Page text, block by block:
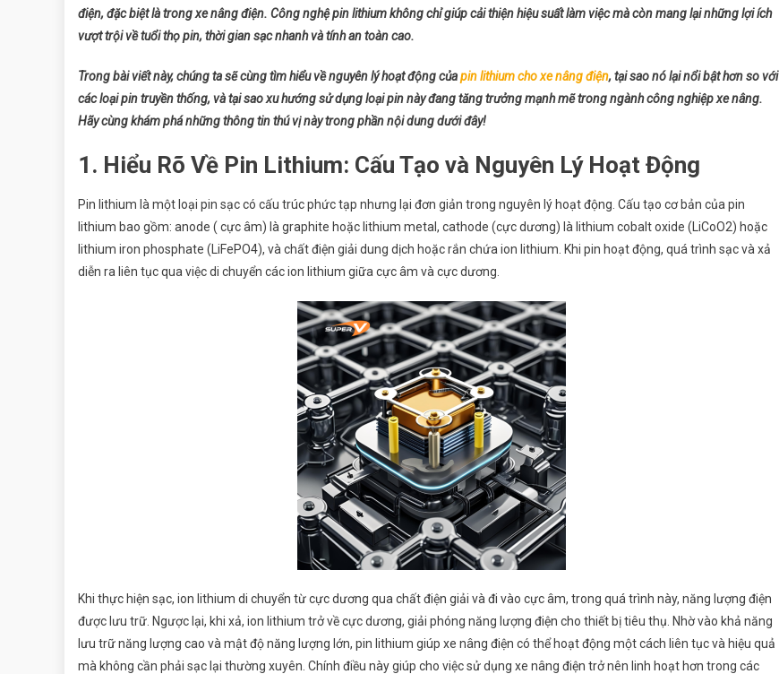
điện, đặc biệt là trong xe nâng điện. Công nghệ pin lithium không chỉ giúp cải thiện hiệu suất làm việc mà còn mang lại những lợi ích
vượt trội về tuổi thọ pin, thời gian sạc nhanh và tính an toàn cao.
Trong bài viết này, chúng ta sẽ cùng tìm hiểu về nguyên lý hoạt động củapin lithium cho xe nâng điện, tại sao nó lại nổi bật hơn so với
các loại pin truyền thống, và tại sao xu hướng sử dụng loại pin này đang tăng trưởng mạnh mẽ trong ngành công nghiệp xe nâng.
Hãy cùng khám phá những thông tin thú vị này trong phần nội dung dưới đây!
1. Hiểu Rõ Về Pin Lithium: Cấu Tạo và Nguyên Lý Hoạt Động
Pin lithium là một loại pin sạc có cấu trúc phức tạp nhưng lại đơn giản trong nguyên lý hoạt động. Cấu tạo cơ bản của pin
lithium bao gồm: anode ( cực âm) là graphite hoặc lithium metal, cathode (cực dương) là lithium cobalt oxide (LiCoO2) hoặc
lithium iron phosphate (LiFePO4), và chất điện giải dung dịch hoặc rắn chứa ion lithium. Khi pin hoạt động, quá trình sạc và xả
diễn ra liên tục qua việc di chuyển các ion lithium giữa cực âm và cực dương.
Khi thực hiện sạc, ion lithium di chuyển từ cực dương qua chất điện giải và đi vào cực âm, trong quá trình này, năng lượng điện
được lưu trữ. Ngược lại, khi xả, ion lithium trở về cực dương, giải phóng năng lượng điện cho thiết bị tiêu thụ. Nhờ vào khả năng
lưu trữ năng lượng cao và mật độ năng lượng lớn, pin lithium giúp xe nâng điện có thể hoạt động một cách liên tục và hiệu quả
mà không cần phải sạc lại thường xuyên. Chính điều này giúp cho việc sử dụng xe nâng điện trở nên linh hoạt hơn trong các